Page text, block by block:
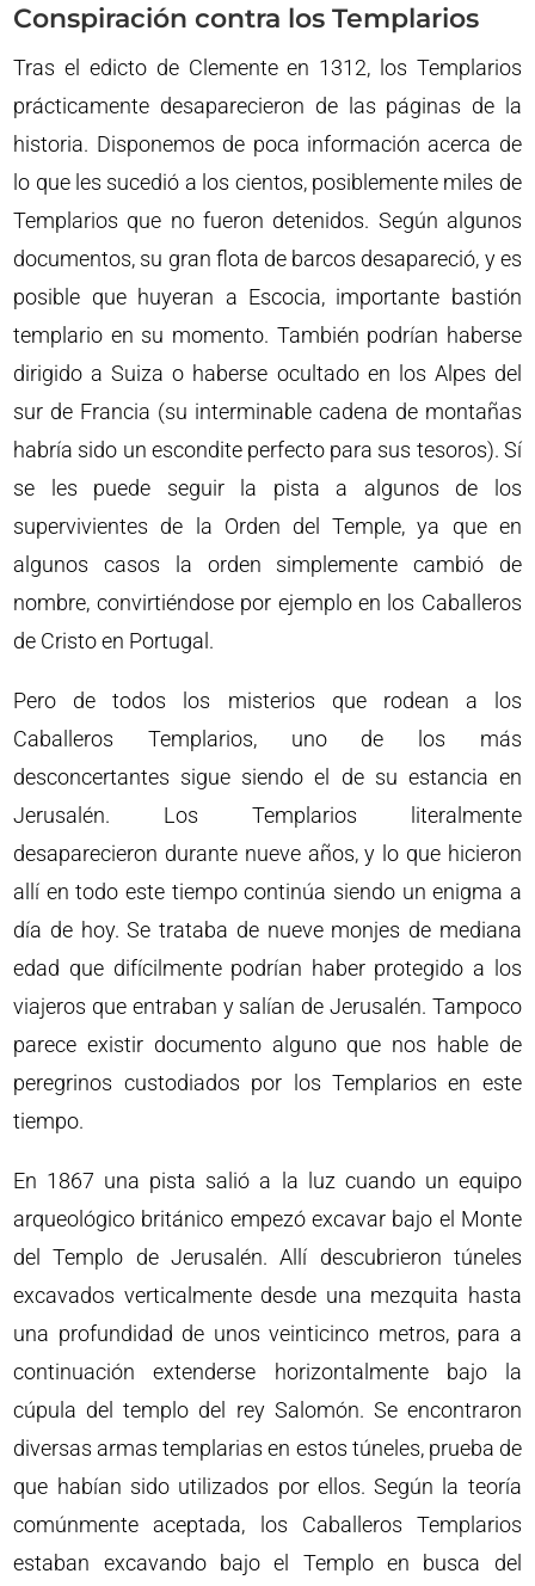
Conspiración contra los Templarios
Tras el edicto de Clemente en 1312, los Templarios
prácticamente desaparecieron de las páginas de la
historia. Disponemos de poca información acerca de
lo que les sucedió a los cientos, posiblemente miles de
Templarios que no fueron detenidos. Según algunos
documentos, su gran flota de barcos desapareció, y es
posible que huyeran a Escocia, importante bastión
templario en su momento. También podrían haberse
dirigido a Suiza o haberse ocultado en los Alpes del
sur de Francia (su interminable cadena de montañas
habría sido un escondite perfecto para sus tesoros). Sí
se les puede seguir la pista a algunos de los
supervivientes de la Orden del Temple, ya que en
algunos casos la orden simplemente cambió de
nombre, convirtiéndose por ejemplo en los Caballeros
de Cristo en Portugal.
Pero de todos los misterios que rodean a los
Caballeros Templarios, uno de los más
desconcertantes sigue siendo el de su estancia en
Jerusalén. Los Templarios literalmente
desaparecieron durante nueve años, y lo que hicieron
allí en todo este tiempo continúa siendo un enigma a
día de hoy. Se trataba de nueve monjes de mediana
edad que difícilmente podrían haber protegido a los
viajeros que entraban y salían de Jerusalén. Tampoco
parece existir documento alguno que nos hable de
peregrinos custodiados por los Templarios en este
tiempo.
En 1867 una pista salió a la luz cuando un equipo
arqueológico británico empezó excavar bajo el Monte
del Templo de Jerusalén. Allí descubrieron túneles
excavados verticalmente desde una mezquita hasta
una profundidad de unos veinticinco metros, para a
continuación extenderse horizontalmente bajo la
cúpula del templo del rey Salomón. Se encontraron
diversas armas templarias en estos túneles, prueba de
que habían sido utilizados por ellos. Según la teoría
comúnmente aceptada, los Caballeros Templarios
estaban excavando bajo el Templo en busca del